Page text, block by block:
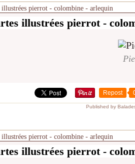
illustrées pierrot - colombine - arlequin
illustrées pierrot -
Repost
Published by
illustrées pierrot - colombine - arlequin
illustrées pierrot -